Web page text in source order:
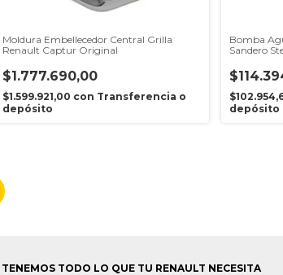
Moldura Embellecedor Central Grilla
Renault Captur Original
$1.777.690,00
$1.599.921,00 con Transferencia o
depósito
Bomba
Sandero
depósito
TENEMOS TODO LO QUE TU RENAULT NECESITA